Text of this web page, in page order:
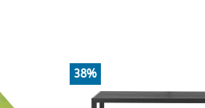
38%